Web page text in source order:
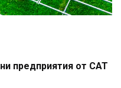
предприятия от САТ